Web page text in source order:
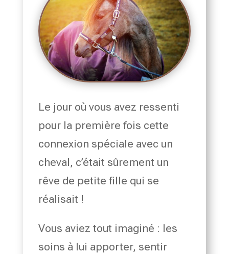
Le jour où vous avez ressenti
pour la première fois cette
connexion spéciale avec un
cheval, c’était sûrement un
rêve de petite fille qui se
réalisait !
Vous aviez tout imaginé : les
soins à lui apporter, sentir